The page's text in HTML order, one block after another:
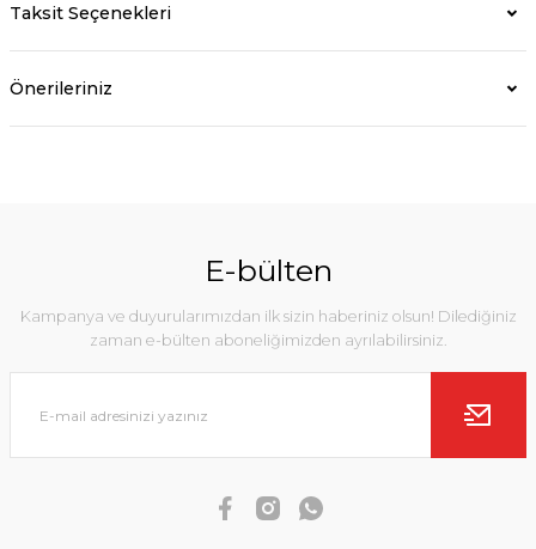
Taksit Seçenekleri
Önerileriniz
E-bülten
Kampanya ve duyurularımızdan ilk sizin haberiniz olsun! Dilediğiniz
zaman e-bülten aboneliğimizden ayrılabilirsiniz.